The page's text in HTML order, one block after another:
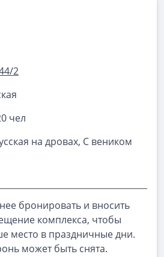
2
чел
на дровах, С веником
бронировать и вносить
комплекса, чтобы
место в праздничные дни.
может быть снята.